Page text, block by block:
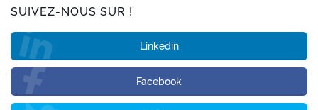
SUIVEZ-NOUS SUR !
Linkedin
Facebook